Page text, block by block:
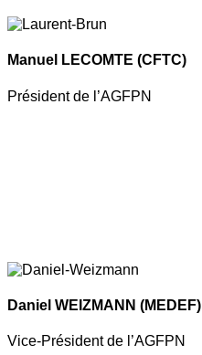
Manuel LECOMTE (CFTC)
Président de l’AGFPN
Daniel WEIZMANN (MEDEF)
Vice-Président de l’AGFPN